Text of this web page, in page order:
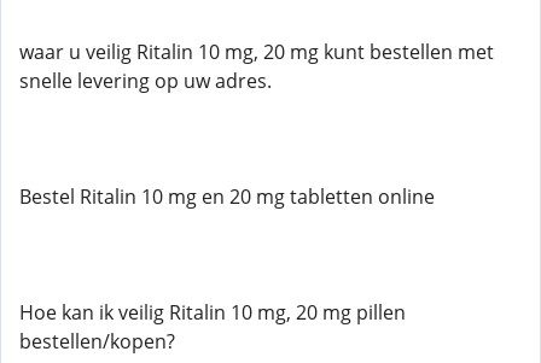
waar u veilig Ritalin 10 mg, 20 mg kunt bestellen met
snelle levering op uw adres.
Bestel Ritalin 10 mg en 20 mg tabletten online
Hoe kan ik veilig Ritalin 10 mg, 20 mg pillen
bestellen/kopen?